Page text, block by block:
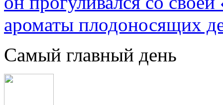
ароматы плодоносящих
Самый главный день